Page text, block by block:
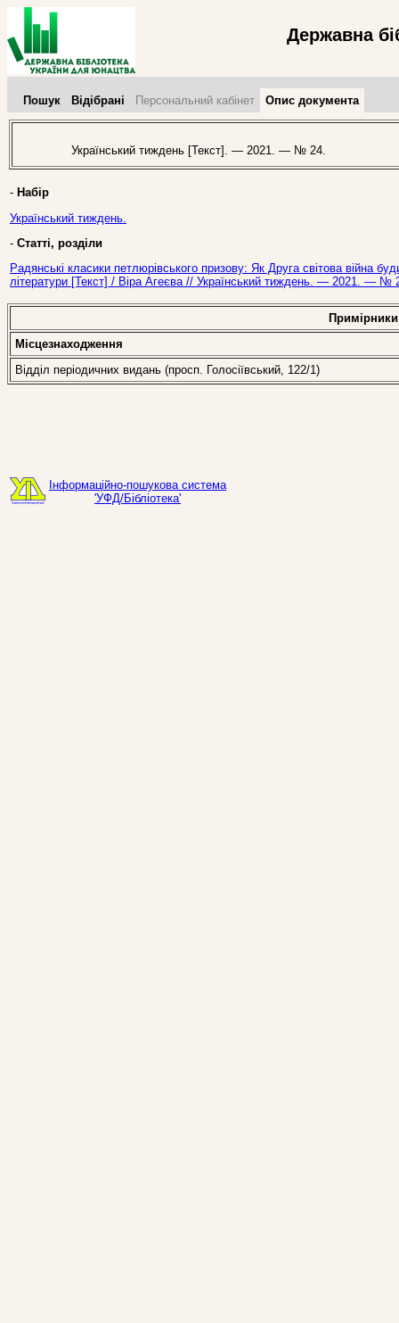
Державна
Пошук Відібрані Персональний кабінет Опис документа
Український тиждень [Текст]. — 2021. — № 24.
- Набір
Український тиждень.
- Статті, розділи
Радянські класики петлюрівського призову: Як Друга світова війна
літератури [Текст] / Віра Агеєва // Український тиждень. — 2021. —
Примірники
Місцезнаходження
Відділ періодичних видань (просп. Голосіївський, 122/1)
Інформаційно-пошукова система
'УФД/Бібліотека'